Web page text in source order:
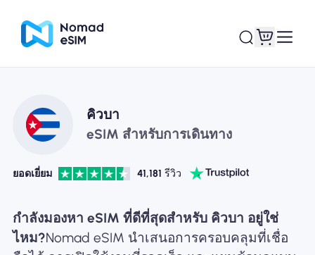
เข้าสู่ระบบ / ลง
ทะเบียน
แผนร้านค้า
คิวบา
eSIM สำหรับการเดินทาง
ยอดเยี่ยม 41,181 รีวิว
กำลังมองหา eSIM ที่ดีที่สุดสำหรับ คิวบา อยู่ใช่
ไหม?Nomad eSIM นำเสนอการครอบคลุมที่เชื่อ